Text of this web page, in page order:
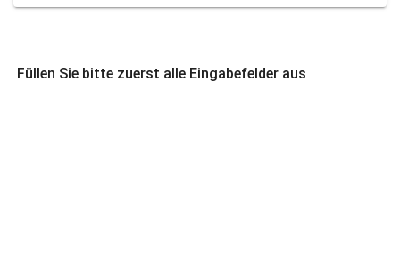
Füllen Sie bitte zuerst alle Eingabefelder aus